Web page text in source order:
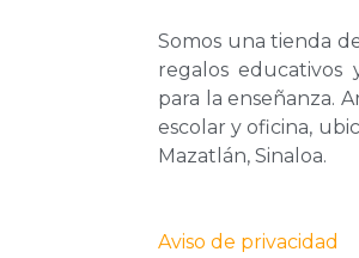
Somos una tienda
regalos educativos
para la enseñanza.
escolar y oficina,
Mazatlán, Sinaloa.
Aviso de privacidad